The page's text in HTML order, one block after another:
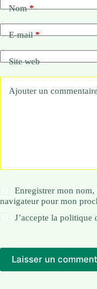
Nom*
E-mail*
Site web
Ajouter un commentaire
Enregistrer mon
navigateur pour mon
J’accepte lapolitique
Laisser un